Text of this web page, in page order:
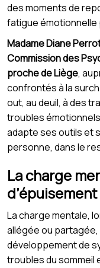
des moments de
fatigue
Madame Diane
Commission des
proche de Liège,
confrontés à la
out, au deuil, à des
troubles
adapte ses outils et
personne, dans le
La charge
La charge mentale,
allégée ou
développement de
troubles du sommeil